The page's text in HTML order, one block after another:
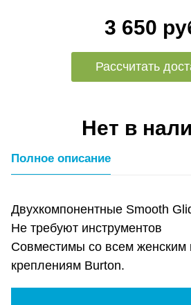
3 650
Рассчитать
Нет в
Полное описание
Двухкомпонентные Smooth
Не требуют инструментов
Совместимы со всем женским
креплениям Burton.